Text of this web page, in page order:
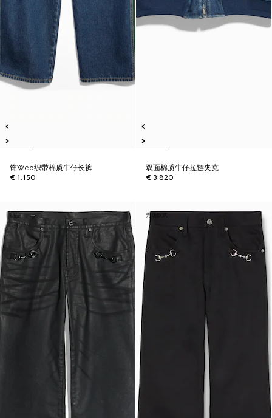
饰Web织带棉质牛仔长裤
€ 1.150
双面棉质牛仔拉链夹克
€ 3.820
新品 秀场款式